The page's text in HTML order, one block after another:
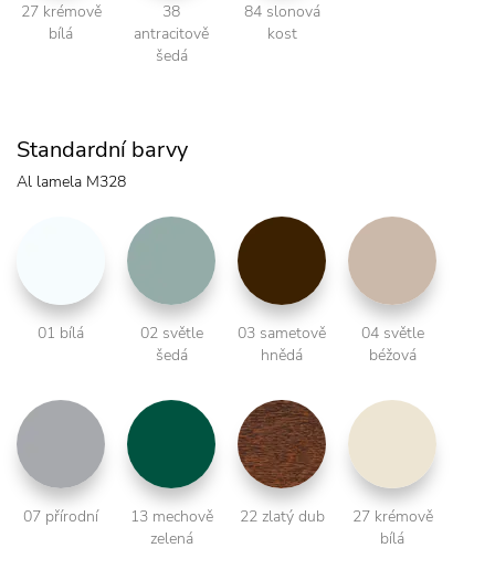
27 krémově
bílá
38
antracitově
šedá
84 slonová
kost
Standardní barvy
Al lamela M328
01 bílá
02 světle
šedá
03 sametově
hnědá
04 světle
béžová
07 přírodní
13 mechově
zelená
22 zlatý dub
27 krémově
bílá